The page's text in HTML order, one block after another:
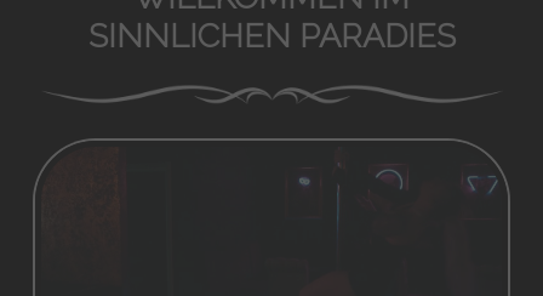
SINNLICHEN PARADIES